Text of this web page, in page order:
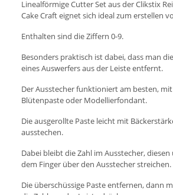
Linealförmige Cutter Set aus der Clikstix
Cake Craft eignet sich ideal zum erstellen
Enthalten sind die Ziffern 0-9.
Besonders praktisch ist dabei, dass man
eines Auswerfers aus der Leiste entfernt.
Der Ausstecher funktioniert am besten,
Blütenpaste oder Modellierfondant.
Die ausgerollte Paste leicht mit
ausstechen.
Dabei bleibt die Zahl im Ausstecher,
dem Finger über den Ausstecher streichen.
Die überschüssige Paste entfernen, dann